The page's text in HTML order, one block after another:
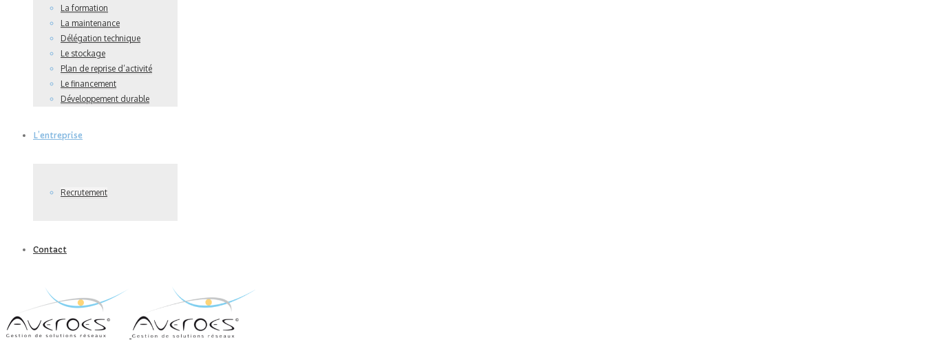
La formation
La maintenance
Délégation technique
Le stockage
Plan de reprise d’activité
Le financement
Développement durable
L’entreprise
Recrutement
Contact